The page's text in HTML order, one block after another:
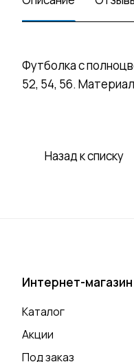
Футболка с
52, 54, 56.
Назад к списку
Интернет-магазин
Каталог
Акции
Под заказ